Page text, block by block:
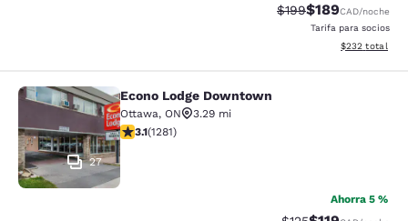
Precio tachado:
$199Precio con
$189CAD/noche
Tarifa para socios
Ver detalles
$232 total
Econo Lodge Downtown
27
Econo Lodge Downtown
Ottawa, ON
3.29 mi
calificación de 3.12 estrellas. Bueno. 1281 reseñas
3.1(1281)
Ahorra 5 %